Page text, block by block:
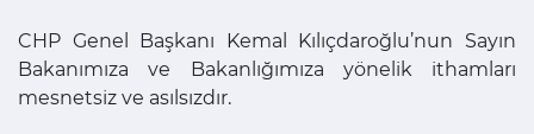
CHP Genel Başkanı Kemal Kılıçdaroğlu’nun Sayın
Bakanımıza ve Bakanlığımıza yönelik ithamları
mesnetsiz ve asılsızdır.